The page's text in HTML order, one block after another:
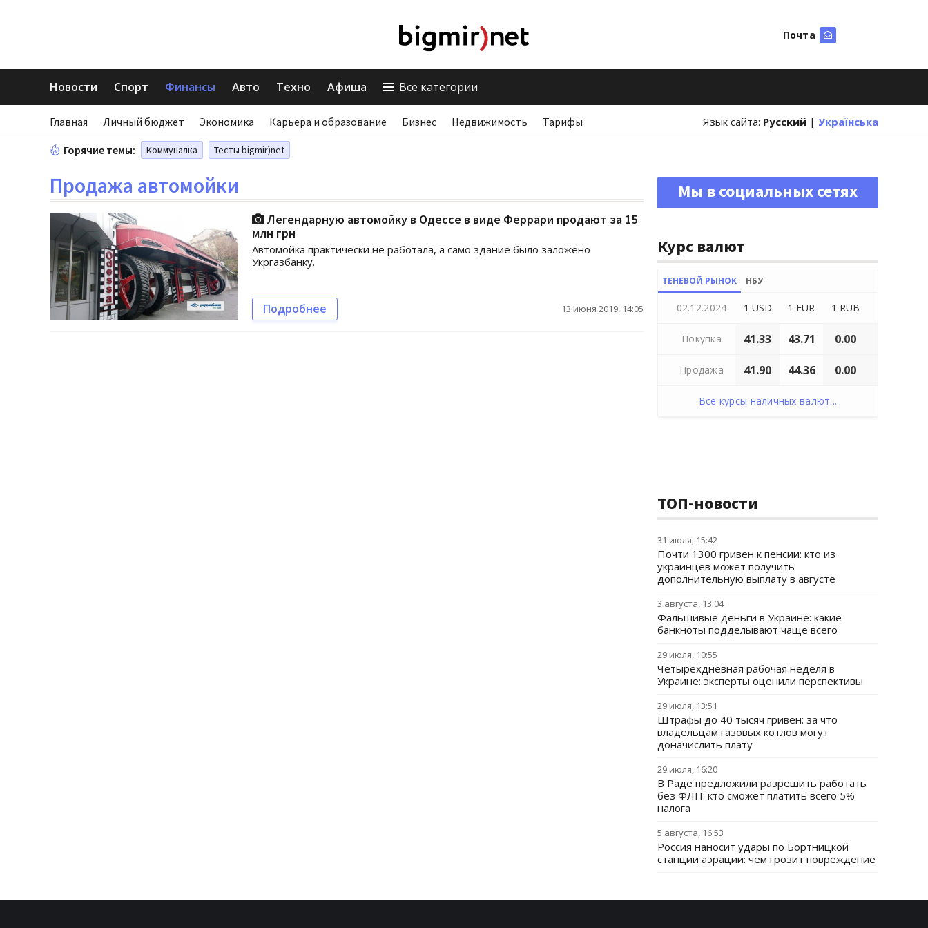
Почта
Новости Спорт Финансы Авто Техно Афиша Все категории
Главная Личный бюджет Экономика Карьера и образование Бизнес Недвижимость Тарифы Язык сайта: Русский | Українська
Горячие темы: Коммуналка Тесты bigmir)net
Продажа автомойки
Легендарную автомойку в Одессе в виде Феррари продают за 15
млн грн
Автомойка практически не работала, а само здание было заложено
Укргазбанку.
Подробнее 13 июня 2019, 14:05
Мы в социальных сетях
Курс валют
ТЕНЕВОЙ РЫНОК НБУ
02.12.2024 1 USD 1 EUR 1 RUB
Покупка 41.33 43.71 0.00
Продажа 41.90 44.36 0.00
Все курсы наличных валют...
ТОП-новости
31 июля, 15:42
Почти 1300 гривен к пенсии: кто из
украинцев может получить
дополнительную выплату в августе
3 августа, 13:04
Фальшивые деньги в Украине: какие
банкноты подделывают чаще всего
29 июля, 10:55
Четырехдневная рабочая неделя в
Украине: эксперты оценили перспективы
29 июля, 13:51
Штрафы до 40 тысяч гривен: за что
владельцам газовых котлов могут
доначислить плату
29 июля, 16:20
В Раде предложили разрешить работать
без ФЛП: кто сможет платить всего 5%
налога
5 августа, 16:53
Россия наносит удары по Бортницкой
станции аэрации: чем грозит повреждение